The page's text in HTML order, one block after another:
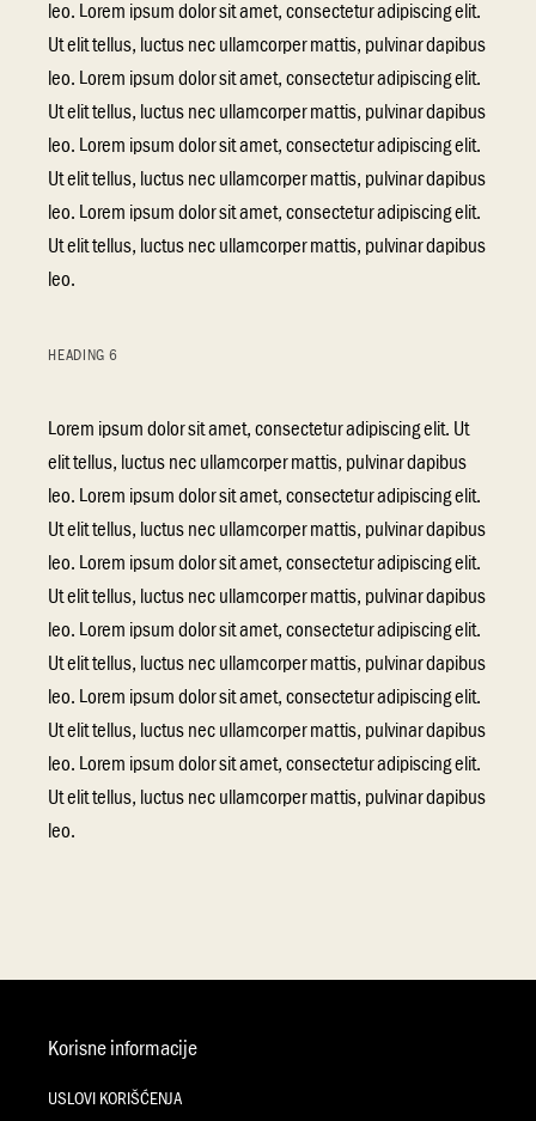
leo. Lorem ipsum dolor sit amet, consectetur adipiscing elit.
Ut elit tellus, luctus nec ullamcorper mattis, pulvinar dapibus
leo. Lorem ipsum dolor sit amet, consectetur adipiscing elit.
Ut elit tellus, luctus nec ullamcorper mattis, pulvinar dapibus
leo. Lorem ipsum dolor sit amet, consectetur adipiscing elit.
Ut elit tellus, luctus nec ullamcorper mattis, pulvinar dapibus
leo. Lorem ipsum dolor sit amet, consectetur adipiscing elit.
Ut elit tellus, luctus nec ullamcorper mattis, pulvinar dapibus
leo.
HEADING 6
Lorem ipsum dolor sit amet, consectetur adipiscing elit. Ut
elit tellus, luctus nec ullamcorper mattis, pulvinar dapibus
leo. Lorem ipsum dolor sit amet, consectetur adipiscing elit.
Ut elit tellus, luctus nec ullamcorper mattis, pulvinar dapibus
leo. Lorem ipsum dolor sit amet, consectetur adipiscing elit.
Ut elit tellus, luctus nec ullamcorper mattis, pulvinar dapibus
leo. Lorem ipsum dolor sit amet, consectetur adipiscing elit.
Ut elit tellus, luctus nec ullamcorper mattis, pulvinar dapibus
leo. Lorem ipsum dolor sit amet, consectetur adipiscing elit.
Ut elit tellus, luctus nec ullamcorper mattis, pulvinar dapibus
leo. Lorem ipsum dolor sit amet, consectetur adipiscing elit.
Ut elit tellus, luctus nec ullamcorper mattis, pulvinar dapibus
leo.
Korisne informacije
USLOVI KORIŠĆENJA